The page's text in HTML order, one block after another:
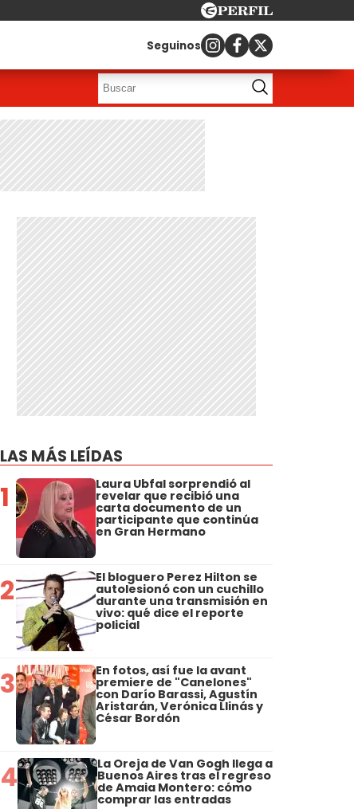
Seguinos
LAS MÁS LEÍDAS
1 Laura Ubfal sorprendió al
revelar que recibió una
carta documento de un
participante que continúa
en Gran Hermano
2 El bloguero Perez Hilton se
autolesionó con un cuchillo
durante una transmisión en
vivo: qué dice el reporte
policial
3 En fotos, así fue la avant
premiere de "Canelones"
con Darío Barassi, Agustín
Aristarán, Verónica Llinás y
César Bordón
4 La Oreja de Van Gogh llega a
Buenos Aires tras el regreso
de Amaia Montero: cómo
comprar las entradas